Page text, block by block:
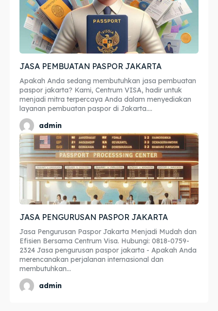
Apostille
Penerjemah
Blog
Apostille
Penerjemah
Blog
JASA PEMBUATAN PASPOR JAKARTA
Apakah Anda sedang membutuhkan jasa pembuatan
paspor jakarta? Kami, Centrum VISA, hadir untuk
menjadi mitra terpercaya Anda dalam menyediakan
layanan pembuatan paspor di Jakarta....
admin
JASA PENGURUSAN PASPOR JAKARTA
Jasa Pengurusan Paspor Jakarta Menjadi Mudah dan
Efisien Bersama Centrum Visa. Hubungi: 0818-0759-
2324 Jasa pengurusan paspor jakarta - Apakah Anda
merencanakan perjalanan internasional dan
membutuhkan...
admin